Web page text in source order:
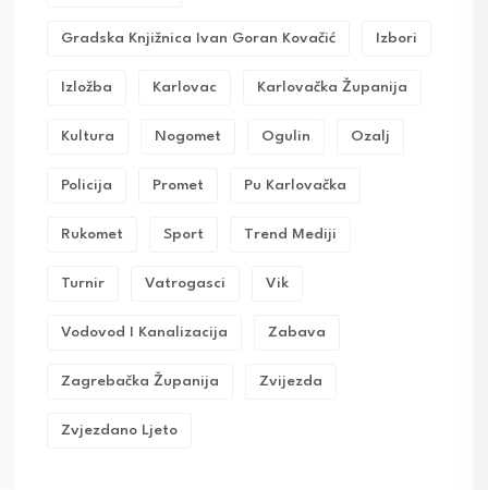
Gradska Knjižnica Ivan Goran Kovačić Izbori
Izložba Karlovac Karlovačka Županija
Kultura Nogomet Ogulin Ozalj
Policija Promet Pu Karlovačka
Rukomet Sport Trend Mediji
Turnir Vatrogasci Vik
Vodovod I Kanalizacija Zabava
Zagrebačka Županija Zvijezda
Zvjezdano Ljeto